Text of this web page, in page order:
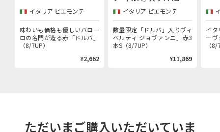
イタリア ピエモンテ
味わいも価格も優しいバロー
ロの名門が造る赤「ドルバ」
（8/7UP）
¥2,662
産者「ヴィベルティ ジョヴァ
ンニ」赤3本セット
イタリア ピエモンテ
数量限定「ドルバ」入りヴィ
ベルティ ジョヴァンニ」赤3
本S（8/7UP）
¥11,869
イタ
ー
（
ただいまご購入いただいていま